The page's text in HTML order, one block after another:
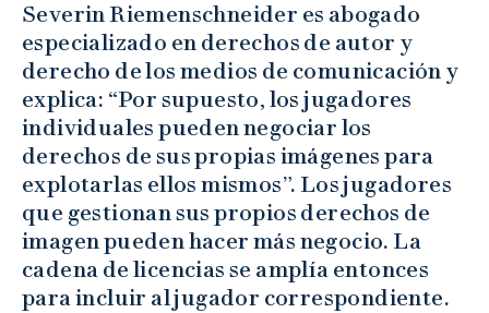
Severin Riemenschneider es abogado
especializado en derechos de autor y
derecho de los medios de comunicación y
explica: “Por supuesto, los jugadores
individuales pueden negociar los
derechos de sus propias imágenes para
explotarlas ellos mismos”. Los jugadores
que gestionan sus propios derechos de
imagen pueden hacer más negocio. La
cadena de licencias se amplía entonces
para incluir al jugador correspondiente.